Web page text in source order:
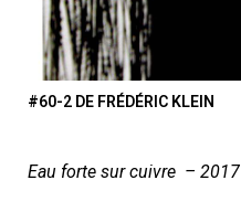
#60-2 DE FRÉDÉRIC KLEIN
Eau forte sur cuivre – 2017